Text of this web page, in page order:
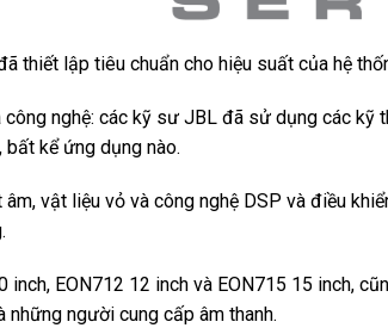
thiết lập tiêu chuẩn cho hiệu suất của hệ
nghệ: các kỹ sư JBL đã sử dụng các
kể ứng dụng nào.
vật liệu vỏ và công nghệ DSP và điều
EON712 12 inch và EON715 15 inch,
những người cung cấp âm thanh.